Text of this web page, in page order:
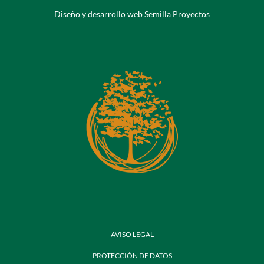
Diseño y desarrollo web Semilla Proyectos
AVISO LEGAL
PROTECCIÓN DE DATOS